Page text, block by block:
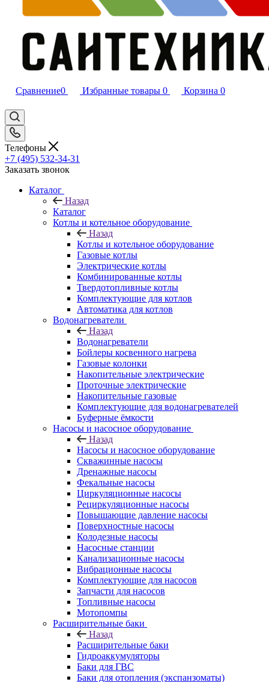
Сравнение0 Избранные товары 0 Корзина 0
Телефоны
+7 (495) 532‑34‑31
Заказать звонок
Каталог
Назад
Каталог
Котлы и котельное оборудование
Назад
Котлы и котельное оборудование
Газовые котлы
Электрические котлы
Комбинированные котлы
Твердотопливные котлы
Комплектующие для котлов
Автоматика для котлов
Водонагреватели
Назад
Водонагреватели
Бойлеры косвенного нагрева
Газовые колонки
Накопительные электрические
Проточные электрические
Накопительные газовые
Комплектующие для водонагревателей
Буферные ёмкости
Насосы и насосное оборудование
Назад
Насосы и насосное оборудование
Скважинные насосы
Дренажные насосы
Фекальные насосы
Циркуляционные насосы
Рециркуляционные насосы
Повышающие давление насосы
Поверхностные насосы
Колодезные насосы
Насосные станции
Канализационные насосы
Вибрационные насосы
Комплектующие для насосов
Запчасти для насосов
Топливные насосы
Мотопомпы
Расширительные баки
Назад
Расширительные баки
Гидроаккумуляторы
Баки для ГВС
Баки для отопления (экспанзоматы)